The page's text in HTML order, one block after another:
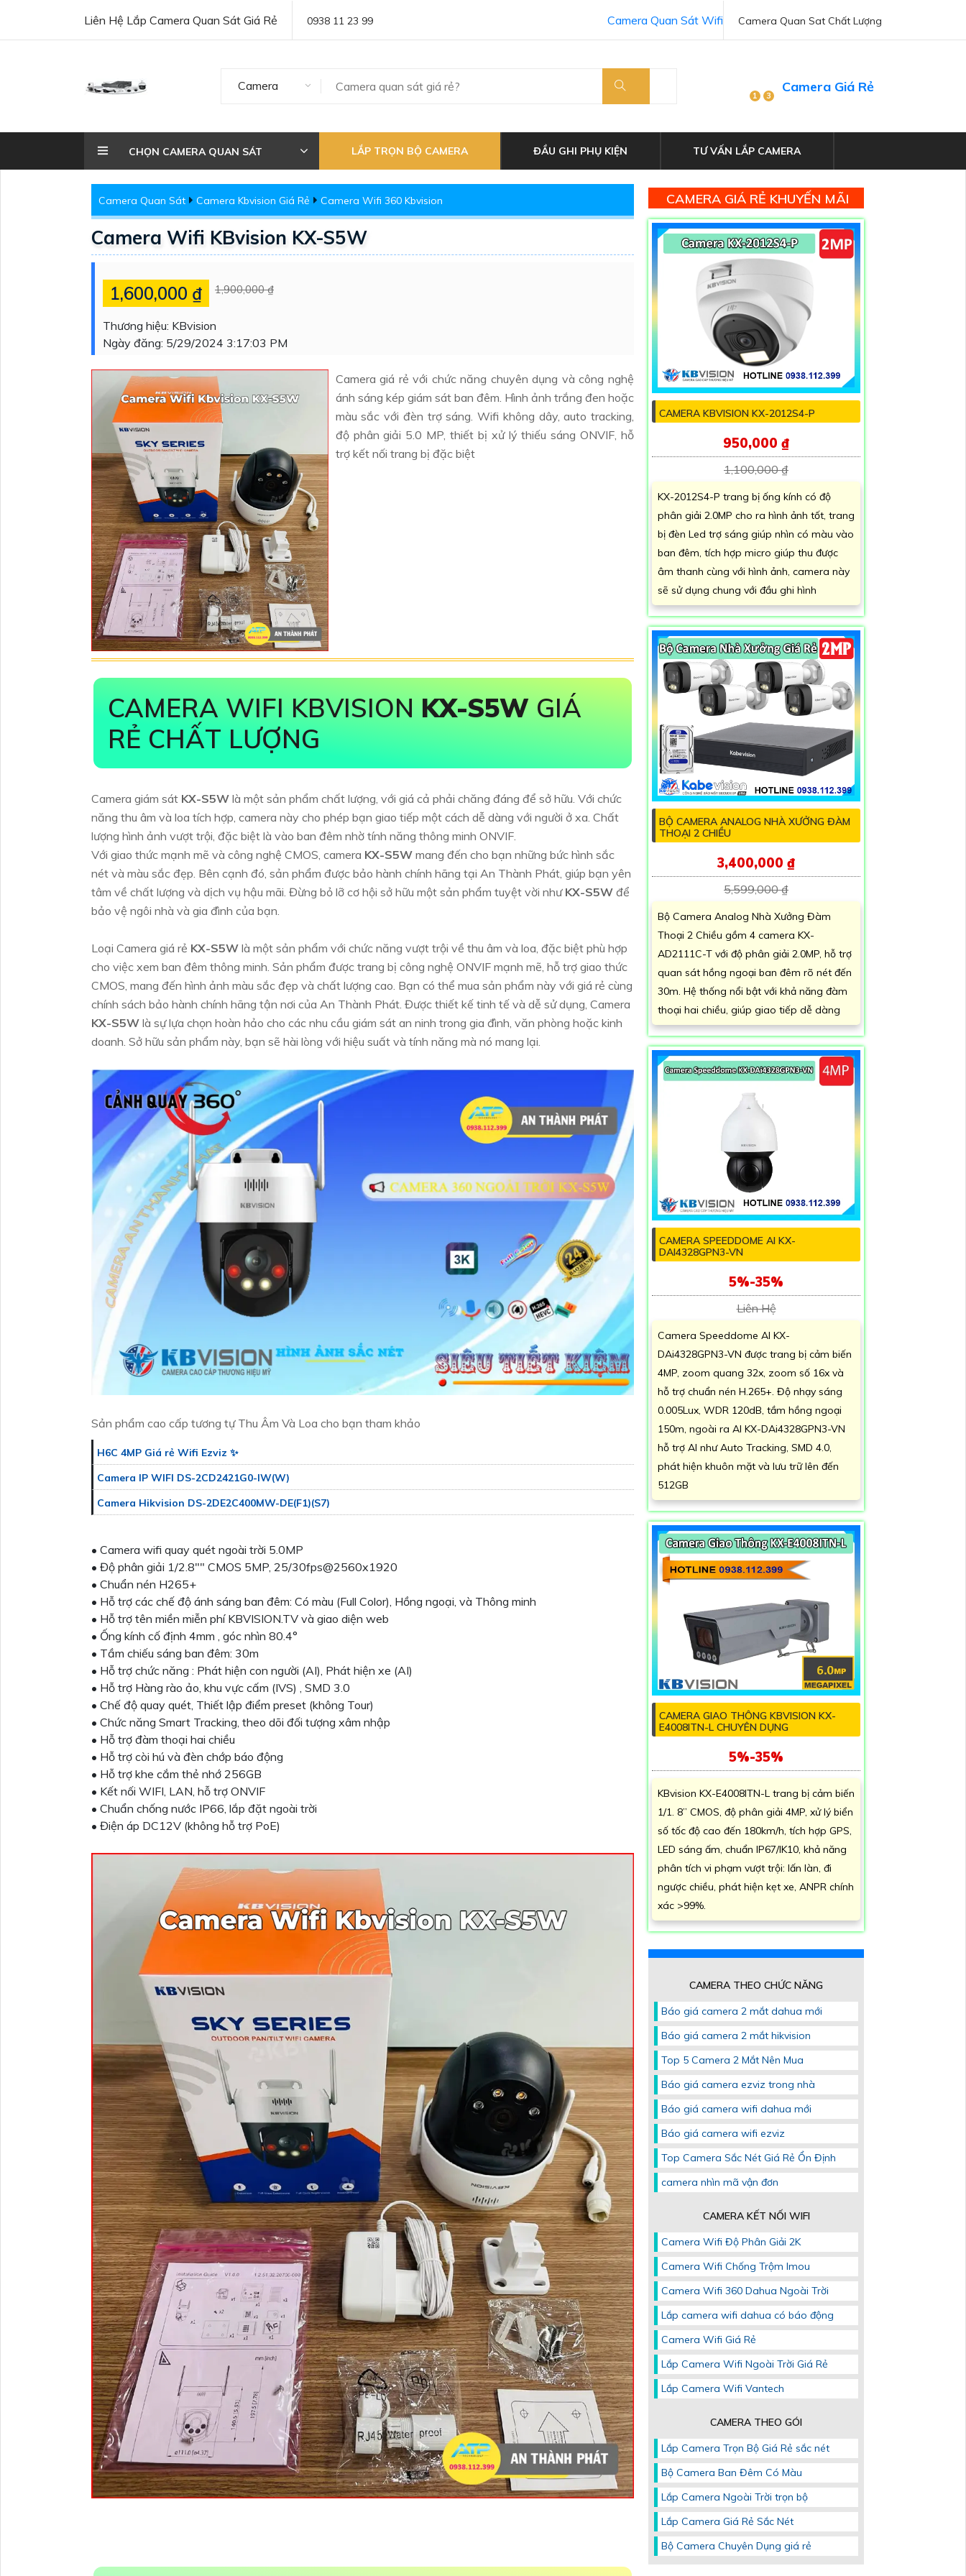
Liên Hệ Lắp Camera Quan Sát Giá Rẻ 0938 11 23 99 Camera Quan Sat Chất Lượng
Camera Quan Sát Wifi
Camera
1 3
Camera Giá Rẻ
CHỌN CAMERA QUAN SÁT LẮP TRỌN BỘ CAMERA ĐẦU GHI PHỤ KIỆN TƯ VẤN LẮP CAMERA
Camera Quan Sát Camera Kbvision Giá Rẻ Camera Wifi 360 Kbvision
Camera Wifi KBvision KX-S5W
1,600,000 ₫ 1,900,000 ₫
Thương hiệu: KBvision
Ngày đăng: 5/29/2024 3:17:03 PM
Camera giá rẻ với chức năng chuyên dụng và công nghệ
ánh sáng kép giám sát ban đêm. Hình ảnh trắng đen hoặc
màu sắc với đèn trợ sáng. Wifi không dây, auto tracking,
độ phân giải 5.0 MP, thiết bị xử lý thiếu sáng ONVIF, hỗ
trợ kết nối trang bị đặc biệt
CAMERA WIFI KBVISIONKX-S5WGIÁ
RẺ CHẤT LƯỢNG
Camera giám sát KX-S5W là một sản phẩm chất lượng, với giá cả phải chăng đáng để sở hữu. Với chức
năng thu âm và loa tích hợp, camera này cho phép bạn giao tiếp một cách dễ dàng với người ở xa. Chất
lượng hình ảnh vượt trội, đặc biệt là vào ban đêm nhờ tính năng thông minh ONVIF.
Với giao thức mạnh mẽ và công nghệ CMOS, camera KX-S5W mang đến cho bạn những bức hình sắc
nét và màu sắc đẹp. Bên cạnh đó, sản phẩm được bảo hành chính hãng tại An Thành Phát, giúp bạn yên
tâm về chất lượng và dịch vụ hậu mãi. Đừng bỏ lỡ cơ hội sở hữu một sản phẩm tuyệt vời như KX-S5W để
bảo vệ ngôi nhà và gia đình của bạn.
Loại Camera giá rẻ KX-S5W là một sản phẩm với chức năng vượt trội về thu âm và loa, đặc biệt phù hợp
cho việc xem ban đêm thông minh. Sản phẩm được trang bị công nghệ ONVIF mạnh mẽ, hỗ trợ giao thức
CMOS, mang đến hình ảnh màu sắc đẹp và chất lượng cao. Bạn có thể mua sản phẩm này với giá rẻ cùng
chính sách bảo hành chính hãng tận nơi của An Thành Phát. Được thiết kế tinh tế và dễ sử dụng, Camera
KX-S5W là sự lựa chọn hoàn hảo cho các nhu cầu giám sát an ninh trong gia đình, văn phòng hoặc kinh
doanh. Sở hữu sản phẩm này, bạn sẽ hài lòng với hiệu suất và tính năng mà nó mang lại.
Sản phẩm cao cấp tương tự Thu Âm Và Loa cho bạn tham khảo
H6C 4MP Giá rẻ Wifi Ezviz ✨
Camera IP WIFI DS-2CD2421G0-IW(W)
Camera Hikvision DS-2DE2C400MW-DE(F1)(S7)
• Camera wifi quay quét ngoài trời 5.0MP
• Độ phân giải 1/2.8"" CMOS 5MP, 25/30fps@2560x1920
• Chuẩn nén H265+
• Hỗ trợ các chế độ ánh sáng ban đêm: Có màu (Full Color), Hồng ngoại, và Thông minh
• Hỗ trợ tên miền miễn phí KBVISION.TV và giao diện web
• Ống kính cố định 4mm , góc nhìn 80.4°
• Tầm chiếu sáng ban đêm: 30m
• Hỗ trợ chức năng : Phát hiện con người (AI), Phát hiện xe (AI)
• Hỗ trợ Hàng rào ảo, khu vực cấm (IVS) , SMD 3.0
• Chế độ quay quét, Thiết lập điểm preset (không Tour)
• Chức năng Smart Tracking, theo dõi đối tượng xâm nhập
• Hỗ trợ đàm thoại hai chiều
• Hỗ trợ còi hú và đèn chớp báo động
• Hỗ trợ khe cắm thẻ nhớ 256GB
• Kết nối WIFI, LAN, hỗ trợ ONVIF
• Chuẩn chống nước IP66, lắp đặt ngoài trời
• Điện áp DC12V (không hỗ trợ PoE)
CAMERA GIÁ RẺ KHUYẾN MÃI
CAMERA KBVISION KX-2012S4-P
950,000 ₫
1,100,000 ₫
KX-2012S4-P trang bị ống kính có độ
phân giải 2.0MP cho ra hình ảnh tốt, trang
bị đèn Led trợ sáng giúp nhìn có màu vào
ban đêm, tích hợp micro giúp thu được
âm thanh cùng với hình ảnh, camera này
sẽ sử dụng chung với đầu ghi hình
BỘ CAMERA ANALOG NHÀ XƯỞNG ĐÀM
THOẠI 2 CHIỀU
3,400,000 ₫
5,599,000 ₫
Bộ Camera Analog Nhà Xưởng Đàm
Thoại 2 Chiều gồm 4 camera KX-
AD2111C-T với độ phân giải 2.0MP, hỗ trợ
quan sát hồng ngoại ban đêm rõ nét đến
30m. Hệ thống nổi bật với khả năng đàm
thoại hai chiều, giúp giao tiếp dễ dàng
CAMERA SPEEDDOME AI KX-
DAI4328GPN3-VN
5%-35%
Liên Hệ
Camera Speeddome AI KX-
DAi4328GPN3-VN được trang bị cảm biến
4MP, zoom quang 32x, zoom số 16x và
hỗ trợ chuẩn nén H.265+. Độ nhạy sáng
0.005Lux, WDR 120dB, tầm hồng ngoại
150m, ngoài ra AI KX-DAi4328GPN3-VN
hỗ trợ AI như Auto Tracking, SMD 4.0,
phát hiện khuôn mặt và lưu trữ lên đến
512GB
CAMERA GIAO THÔNG KBVISION KX-
E4008ITN-L CHUYÊN DỤNG
5%-35%
KBvision KX-E4008ITN-L trang bị cảm biến
1/1. 8” CMOS, độ phân giải 4MP, xử lý biển
số tốc độ cao đến 180km/h, tích hợp GPS,
LED sáng ấm, chuẩn IP67/IK10, khả năng
phân tích vi phạm vượt trội: lấn làn, đi
ngược chiều, phát hiện kẹt xe, ANPR chính
xác >99%.
CAMERA THEO CHỨC NĂNG
Báo giá camera 2 mắt dahua mới
Báo giá camera 2 mắt hikvision
Top 5 Camera 2 Mắt Nên Mua
Báo giá camera ezviz trong nhà
Báo giá camera wifi dahua mới
Báo giá camera wifi ezviz
Top Camera Sắc Nét Giá Rẻ Ổn Định
camera nhìn mã vận đơn
CAMERA KẾT NỐI WIFI
Camera Wifi Độ Phân Giải 2K
Camera Wifi Chống Trộm Imou
Camera Wifi 360 Dahua Ngoài Trời
Lắp camera wifi dahua có báo động
Camera Wifi Giá Rẻ
Lắp Camera Wifi Ngoài Trời Giá Rẻ
Lắp Camera Wifi Vantech
CAMERA THEO GÓI
Lắp Camera Trọn Bộ Giá Rẻ sắc nét
Bộ Camera Ban Đêm Có Màu
Lắp Camera Ngoài Trời trọn bộ
Lắp Camera Giá Rẻ Sắc Nét
Bộ Camera Chuyên Dụng giá rẻ